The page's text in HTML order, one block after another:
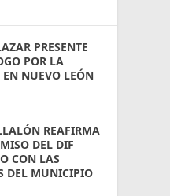
PRESENTE
POR LA
EN NUEVO LEÓN
REAFIRMA
DEL DIF
CON LAS
DEL MUNICIPIO